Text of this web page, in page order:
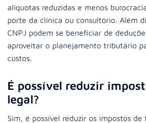
alíquotas reduzidas e menos
porte da clínica ou consultório. Além
CNPJ podem se beneficiar de
aproveitar o planejamento tributário
custos.
É possível reduzir
legal?
Sim, é possível reduzir os impostos